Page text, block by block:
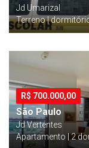
Jd Umarizal
Terreno |
R$ 700.000,00
São Paulo
Jd Vertentes
Apartamento | 2